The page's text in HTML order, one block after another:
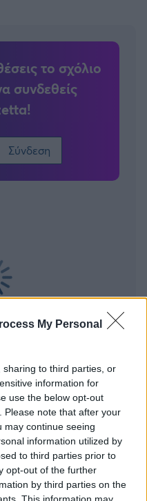
My Personal
to third parties, or
information for
use the below opt-out
Please note that after your
may continue seeing
information utilized by
to third parties prior to
opt-out of the further
by third parties on the
το σχόλιο
συνδεθείς
Σύνδεση